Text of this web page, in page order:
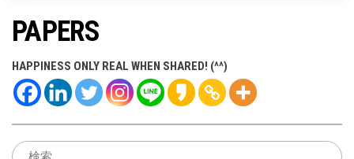
PAPERS
HAPPINESS ONLY REAL WHEN SHARED! (^^)
検